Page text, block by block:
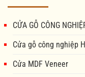
CỬA GỖ CÔNG
Cửa gỗ công nghiệp
Cửa MDF Veneer